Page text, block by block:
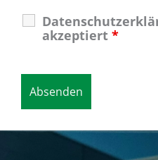
akzeptiert *